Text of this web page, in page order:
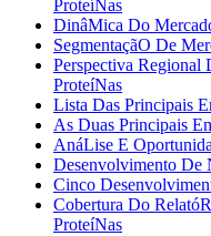
ProteíNas
DinâMica Do
SegmentaçãO De
Perspectiva
ProteíNas
Lista Das Principais
As Duas Principais
AnáLise E
Desenvolvimento De
Cinco
Cobertura Do
ProteíNas